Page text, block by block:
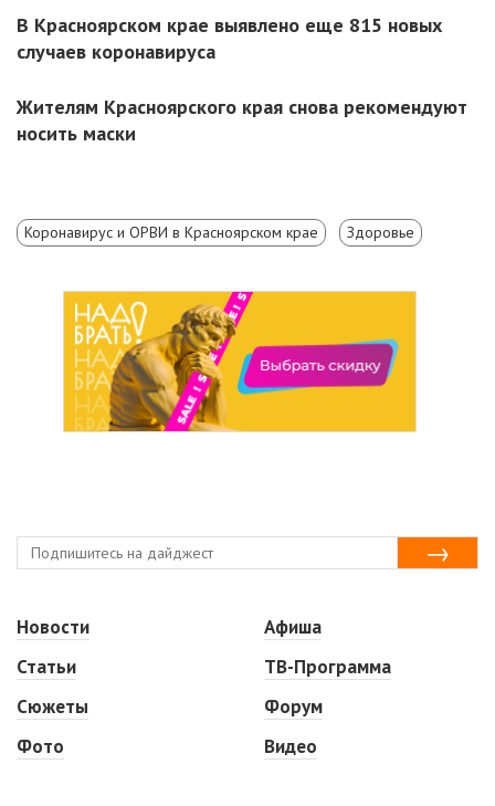
В Красноярском крае выявлено еще 815 новых
случаев коронавируса
Жителям Красноярского края снова рекомендуют
носить маски
Коронавирус и ОРВИ в Красноярском крае Здоровье
Новости
Статьи
Сюжеты
Фото
Афиша
ТВ-Программа
Форум
Видео